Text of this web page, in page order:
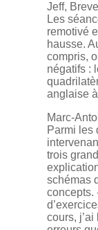
Jeff,
Les
remotivé
hausse.
compris,
négatifs :
anglaise
Marc-
Parmi les
trois
schémas
concepts.
cours,